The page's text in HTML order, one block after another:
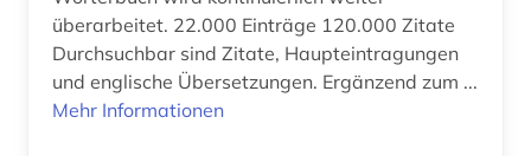
geschichte 1300-1600 (3)
geschichte 1300-1900 (2)
überarbeitet. 22.000 Einträge 120.000 Zitate
Durchsuchbar sind Zitate, Haupteintragungen
und englische Übersetzungen. Ergänzend zum ...
Mehr Informationen